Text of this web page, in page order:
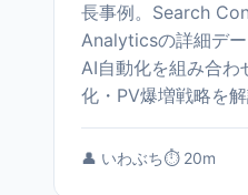
長事例。Search
Analyticsの詳細デー
AI自動化を組み合わ
化・PV爆増戦略を解
👤 いわぶち⏱️ 20m